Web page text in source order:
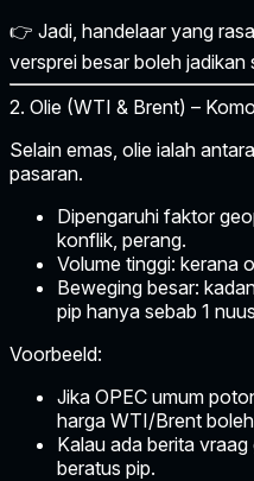
👉 Jadi, handelaar yang
versprei besar boleh jadikan
2. Olie (WTI & Brent) –
Selain emas, olie ialah
pasaran.
Dipengaruhi faktor
konflik, perang.
Volume tinggi: kerana
Beweging besar:
pip hanya sebab 1
Voorbeeld:
Jika OPEC umum
harga WTI/Brent
Kalau ada berita
beratus pip.